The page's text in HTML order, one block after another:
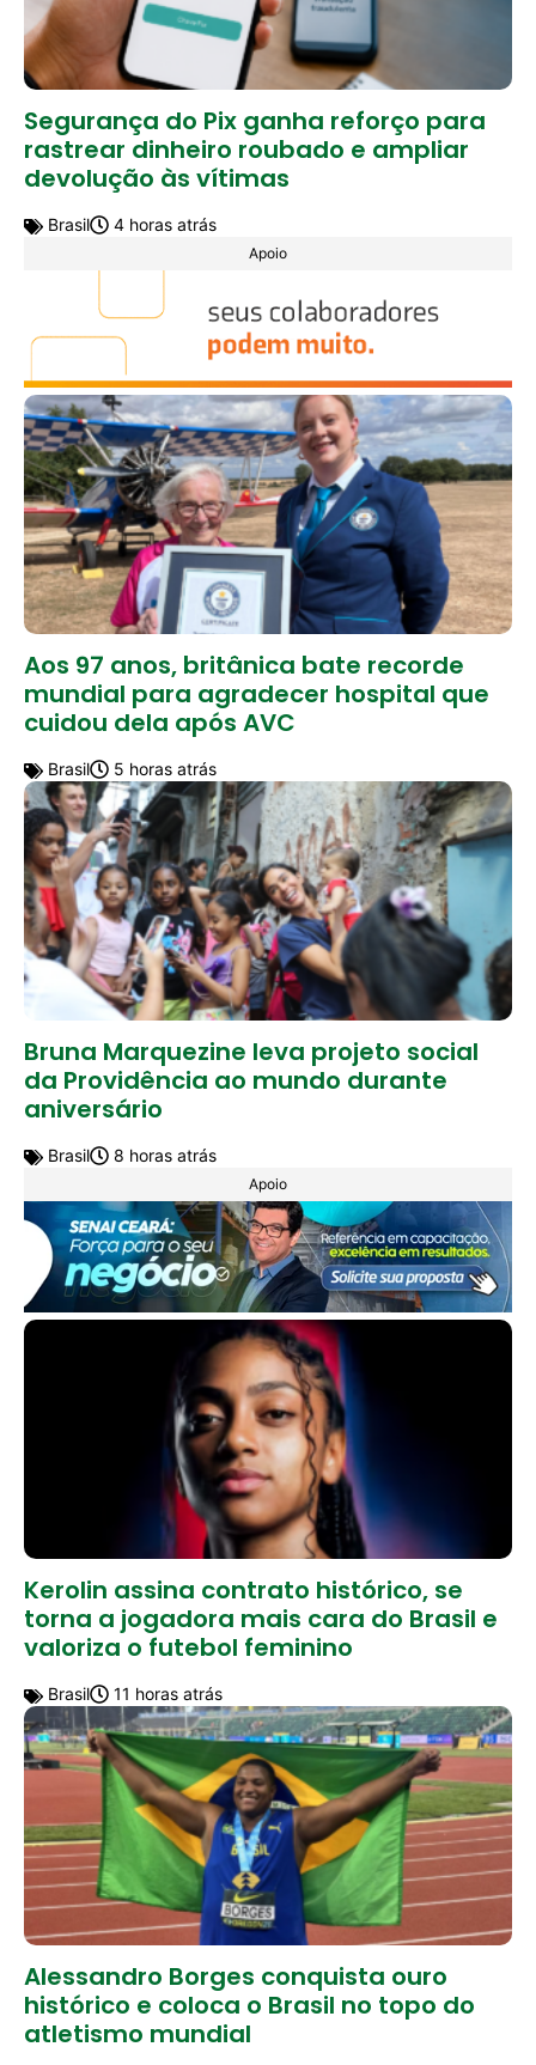
Segurança do Pix ganha reforço para
rastrear dinheiro roubado e ampliar
devolução às vítimas
Brasil 4 horas atrás
Apoio
Aos 97 anos, britânica bate recorde
mundial para agradecer hospital que
cuidou dela após AVC
Brasil 5 horas atrás
Bruna Marquezine leva projeto social
da Providência ao mundo durante
aniversário
Brasil 8 horas atrás
Apoio
Kerolin assina contrato histórico, se
torna a jogadora mais cara do Brasil e
valoriza o futebol feminino
Brasil 11 horas atrás
Alessandro Borges conquista ouro
histórico e coloca o Brasil no topo do
atletismo mundial